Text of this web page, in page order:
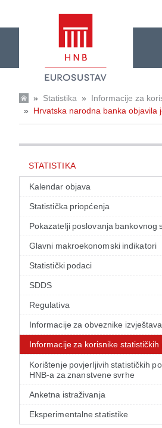
» Statistika » Informacije za
» Hrvatska narodna banka objavila
STATISTIKA
Kalendar objava
Statistička priopćenja
Pokazatelji poslovanja bankovnog
Glavni makroekonomski indikatori
Statistički podaci
SDDS
Regulativa
Informacije za obveznike
Informacije za korisnike statističkih
Korištenje povjerljivih statističkih
HNB-a za znanstvene svrhe
Anketna istraživanja
Eksperimentalne statistike